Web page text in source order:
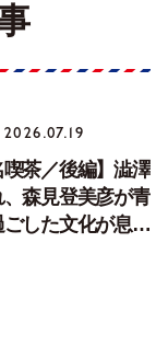
2026.07.19
喫茶／後編】澁澤
森見登美彦が青
した文化が息づ